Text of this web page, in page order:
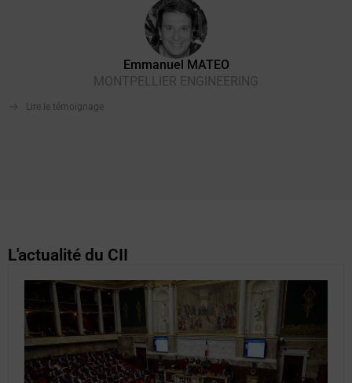
Emmanuel MATEO
MONTPELLIER ENGINEERING
Lire le témoignage
L'actualité du CII